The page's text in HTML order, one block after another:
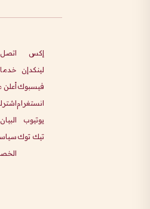
إكس
لينكدإن
فيسبوك
انستغرام
يوتيوب
تيك توك
اتصل
أعلن
البيان